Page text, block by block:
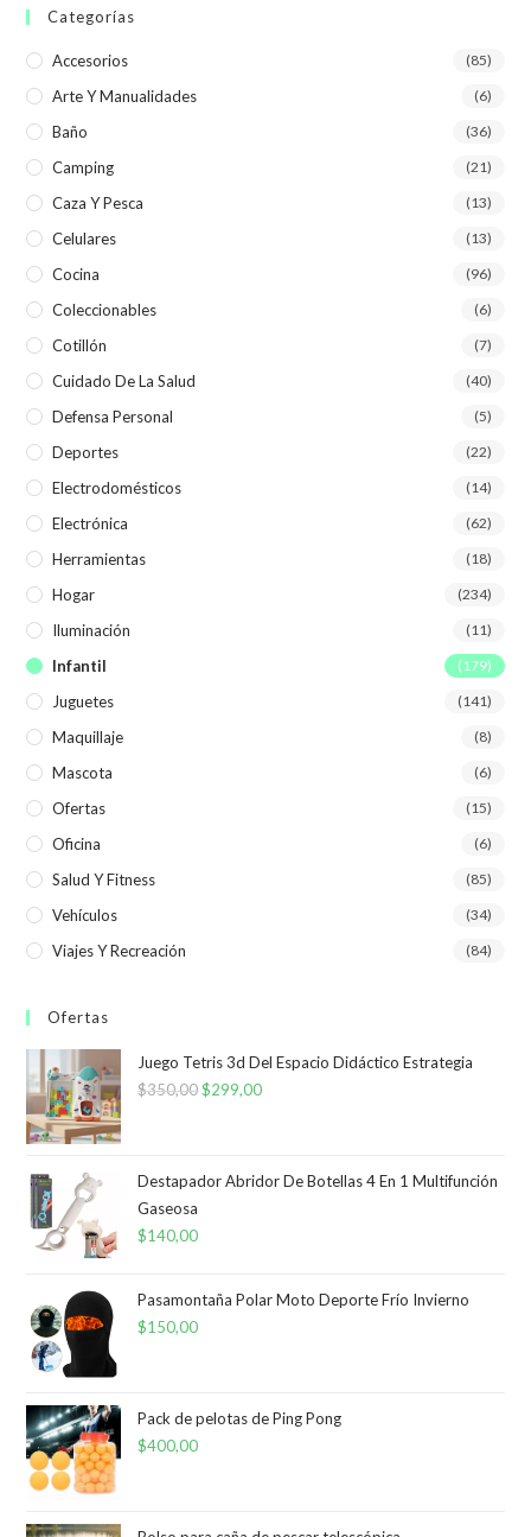
Categorías
Accesorios (85)
Arte Y Manualidades (6)
Baño (36)
Camping (21)
Caza Y Pesca (13)
Celulares (13)
Cocina (96)
Coleccionables (6)
Cotillón (7)
Cuidado De La Salud (40)
Defensa Personal (5)
Deportes (22)
Electrodomésticos (14)
Electrónica (62)
Herramientas (18)
Hogar (234)
Iluminación (11)
Infantil (179)
Juguetes (141)
Maquillaje (8)
Mascota (6)
Ofertas (15)
Oficina (6)
Salud Y Fitness (85)
Vehículos (34)
Viajes Y Recreación (84)
Ofertas
Juego Tetris 3d Del Espacio Didáctico Estrategia
$350,00El
era:
$299,00El
es:
Destapador Abridor De Botellas 4 En 1 Multifunción
Gaseosa
$140,00
Pasamontaña Polar Moto Deporte Frío Invierno
$150,00
Pack de pelotas de Ping Pong
$400,00